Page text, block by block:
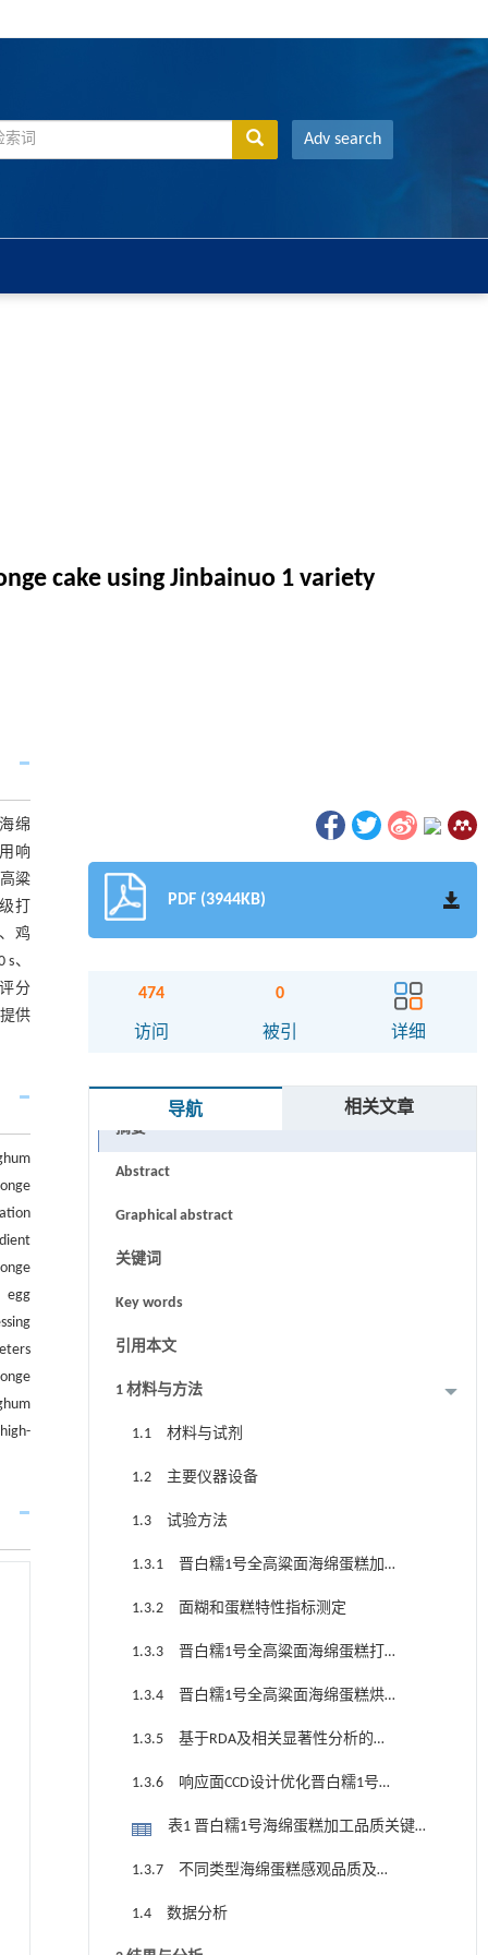
Adv search
cake using Jinbainuo 1 variety
绵
响
粱
打
鸡
、
分
供
egg
PDF (3944KB)
474
访问
0
被引 详细
导航 相关文章
摘要
Abstract
Graphical abstract
关键词
Key words
引用本文
1 材料与方法
1.1 材料与试剂
1.2 主要仪器设备
1.3 试验方法
1.3.1 晋白糯1号全高粱面海绵蛋糕加
1.3.2 面糊和蛋糕特性指标测定
1.3.3 晋白糯1号全高粱面海绵蛋糕打
1.3.4 晋白糯1号全高粱面海绵蛋糕烘
焙参数优化
1.3.5 基于RDA及相关显著性分析的影
响全高粱面海绵蛋糕加工品质的关键因素
1.3.6 响应面CCD设计优化晋白糯1号全
高粱面海绵蛋糕加工工艺
表1 晋白糯1号海绵蛋糕加工品质关键影
响因素响应面CCD设计因素水平
1.3.7 不同类型海绵蛋糕感观品质及葡
萄糖体外释放特性差异
1.4 数据分析